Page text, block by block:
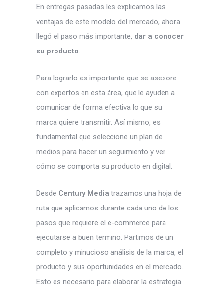
En entregas pasadas les explicamos las
ventajas de este modelo del mercado, ahora
llegó el paso más importante, dar a conocer
su producto.
Para lograrlo es importante que se asesore
con expertos en esta área, que le ayuden a
comunicar de forma efectiva lo que su
marca quiere transmitir. Así mismo, es
fundamental que seleccione un plan de
medios para hacer un seguimiento y ver
cómo se comporta su producto en digital.
Desde Century Media trazamos una hoja de
ruta que aplicamos durante cada uno de los
pasos que requiere el e-commerce para
ejecutarse a buen término. Partimos de un
completo y minucioso análisis de la marca, el
producto y sus oportunidades en el mercado.
Esto es necesario para elaborar la estrategia